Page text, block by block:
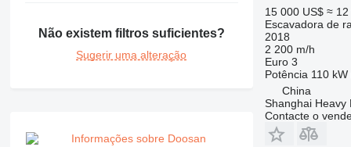
Não existem filtros suficientes?
Sugerir uma alteração
Informações sobre Doosan
15 000 US$ ≈ 12
Escavadora de
2018
2 200 m/h
Euro 3
Potência 110
China
Shanghai Heavy
Contacte o